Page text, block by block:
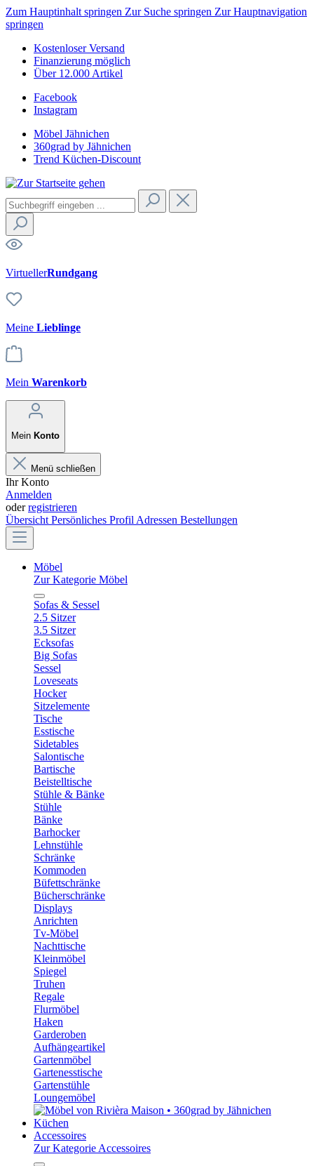
Zum Hauptinhalt springen Zur Suche springen Zur Hauptnavigation
springen
Kostenloser Versand
Finanzierung möglich
Über 12.000 Artikel
Facebook
Instagram
Möbel Jähnichen
360grad by Jähnichen
Trend Küchen-Discount
VirtuellerRundgang
Meine Lieblinge
Mein Warenkorb
Mein Konto
Menü schließen
Ihr Konto
Anmelden
oderregistrieren
Übersicht Persönliches Profil Adressen Bestellungen
Möbel
Zur Kategorie Möbel
Sofas & Sessel
2.5 Sitzer
3.5 Sitzer
Ecksofas
Big Sofas
Sessel
Loveseats
Hocker
Sitzelemente
Tische
Esstische
Sidetables
Salontische
Bartische
Beistelltische
Stühle & Bänke
Stühle
Bänke
Barhocker
Lehnstühle
Schränke
Kommoden
Büfettschränke
Bücherschränke
Displays
Anrichten
Tv-Möbel
Nachttische
Kleinmöbel
Spiegel
Truhen
Regale
Flurmöbel
Haken
Garderoben
Aufhängeartikel
Gartenmöbel
Gartenesstische
Gartenstühle
Loungemöbel
Küchen
Accessoires
Zur Kategorie Accessoires